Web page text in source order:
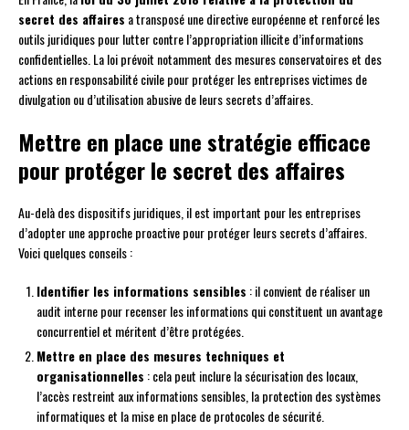
secret des affaires a transposé une directive européenne et renforcé les
outils juridiques pour lutter contre l’appropriation illicite d’informations
confidentielles. La loi prévoit notamment des mesures conservatoires et des
actions en responsabilité civile pour protéger les entreprises victimes de
divulgation ou d’utilisation abusive de leurs secrets d’affaires.
Mettre en place une stratégie efficace
pour protéger le secret des affaires
Au-delà des dispositifs juridiques, il est important pour les entreprises
d’adopter une approche proactive pour protéger leurs secrets d’affaires.
Voici quelques conseils :
Identifier les informations sensibles : il convient de réaliser un
audit interne pour recenser les informations qui constituent un avantage
concurrentiel et méritent d’être protégées.
Mettre en place des mesures techniques et
organisationnelles : cela peut inclure la sécurisation des locaux,
l’accès restreint aux informations sensibles, la protection des systèmes
informatiques et la mise en place de protocoles de sécurité.